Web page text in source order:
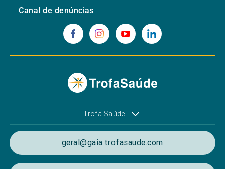
Canal de denúncias
Trofa Saúde
geral@gaia.trofasaude.com